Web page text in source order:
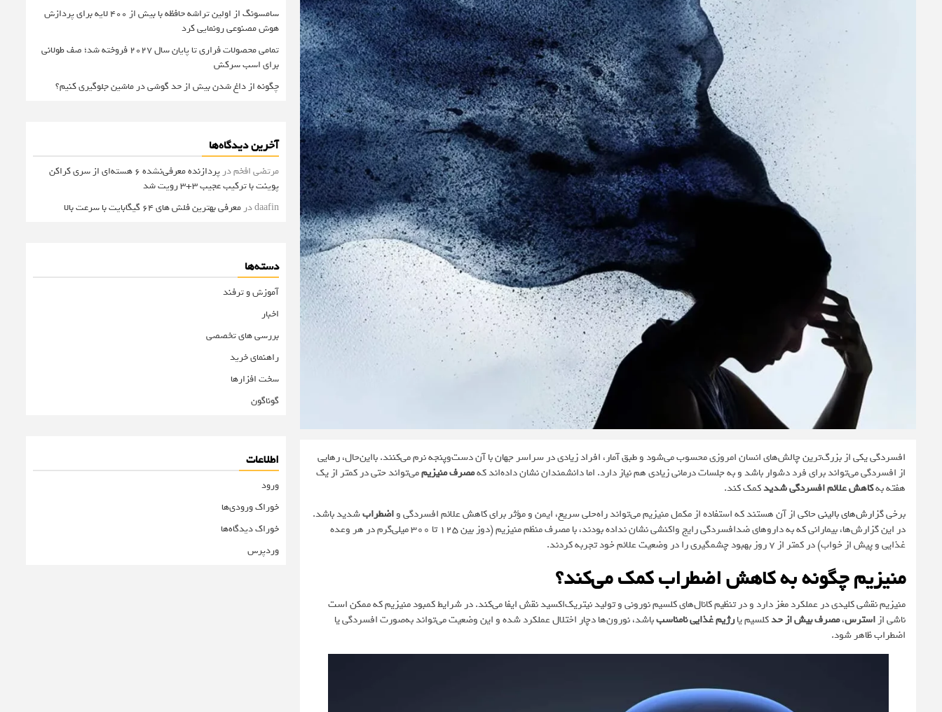
افسردگی یکی از بزرگ‌ترین چالش‌های انسان امروزی محسوب می‌شود و طبق آمار، افراد زیادی در سراسر جهان با آن دست‌وپنجه نرم می‌کنند. بااین‌حال، رهایی
از افسردگی می‌تواند برای فرد دشوار باشد و به جلسات درمانی زیادی هم نیاز دارد. اما دانشمندان نشان داده‌اند کهمصرف منیزیممی‌تواند حتی در کمتر از یک
هفته بهکاهش علائم افسردگی شدیدکمک کند.
برخیگزارش‌های بالینیحاکی از آن هستند که استفاده از مکمل منیزیم می‌تواند راه‌حلی سریع، ایمن و مؤثر برای کاهش علائم افسردگی واضطرابشدید باشد.
در این گزارش‌ها، بیمارانی که به داروهای ضدافسردگی رایج واکنشی نشان نداده بودند، با مصرف منظم منیزیم (دوز بین 125 تا 300 میلی‌گرم در هر وعده
غذایی و پیش از خواب) در کمتر از 7 روز بهبود چشمگیری را در وضعیت علائم خود تجربه کردند.
منیزیم چگونه به کاهش اضطراب کمک می‌کند؟
منیزیم نقشی کلیدی در عملکرد مغز دارد و در تنظیم کانال‌های کلسیم نورونی و تولید نیتریک‌اکسید نقش ایفا می‌کند. در شرایط کمبود منیزیم که ممکن است
ناشی ازاسترس،مصرف بیش‌ از حدکلسیم یارژیم غذایی نامناسبباشد، نورون‌ها دچار اختلال عملکرد شده و این وضعیت می‌تواند به‌صورت افسردگی یا
اضطراب ظاهر شود.
سامسونگ از اولین تراشه حافظه با بیش از ۴۰۰ لایه برای پردازش
هوش مصنوعی رونمایی کرد
تمامی محصولات فراری تا پایان سال ۲۰۲۷ فروخته شد؛ صف طولانی
برای اسب سرکش
چگونه از داغ شدن بیش از حد گوشی در ماشین جلوگیری کنیم؟
آخرین دیدگاه‌ها
مرتضی افخمدر
پردازنده معرفی‌نشده 6 هسته‌ای از سری کراکن
پوینت با ترکیب عجیب 3+3 رویت شد
daafinدر معرفی بهترین فلش های 64 گیگابایت با سرعت بالا
دسته‌ها
آموزش و ترفند
اخبار
بررسی های تخصصی
راهنمای خرید
سخت افزارها
گوناگون
اطلاعات
ورود
خوراک ورودی‌ها
خوراک دیدگاه‌ها
وردپرس